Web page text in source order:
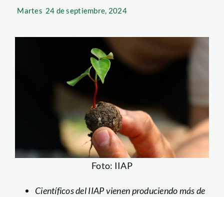
Martes 24 de septiembre, 2024
Foto: IIAP
Científicos del IIAP vienen produciendo más de